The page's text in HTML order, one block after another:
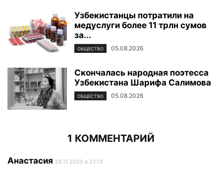
Узбекистанцы потратили на
медуслуги более 11 трлн сумов
за...
ОБЩЕСТВО 05.08.2026
Скончалась народная поэтесса
Узбекистана Шарифа Салимова
ОБЩЕСТВО 05.08.2026
1 КОММЕНТАРИЙ
Анастасия 26.11.2020 в 21:13